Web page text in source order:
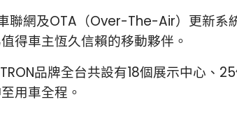
聯網及OTA（Over-The-Air）更新
得車主恆久信賴的移動夥伴。
品牌全台共設有18個展示中心、
用車全程。